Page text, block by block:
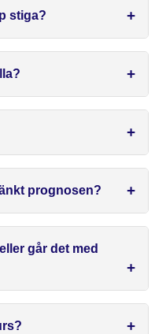
stiga?
prognosen?
går det med